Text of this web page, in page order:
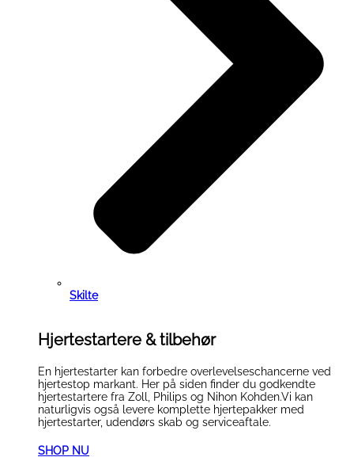
Skilte
Hjertestartere & tilbehør
En hjertestarter kan forbedre overlevelseschancerne ved
hjertestop markant. Her på siden finder du godkendte
hjertestartere fra Zoll, Philips og Nihon Kohden.Vi kan
naturligvis også levere komplette hjertepakker med
hjertestarter, udendørs skab og serviceaftale.
SHOP NU